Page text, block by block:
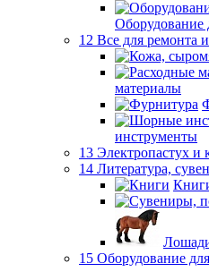
Оборудование
12 Все для ремонта
материалы
инструменты
13 Электропастух
14 Литература,
15 Оборудование